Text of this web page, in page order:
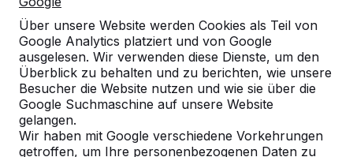
Über unsere Website werden Cookies als Teil von
Google Analytics platziert und von Google
ausgelesen. Wir verwenden diese Dienste, um den
Überblick zu behalten und zu berichten, wie unsere
Besucher die Website nutzen und wie sie über die
Google Suchmaschine auf unsere Website
gelangen.
Wir haben mit Google verschiedene Vorkehrungen
getroffen, um Ihre personenbezogenen Daten zu
Unsere Produkte finden Sie in ganz Europa
und darüber hinaus. Sehen Sie hier, wo Sie
ein HeBlad-Produkt in Ihrer Nähe finden.
Produkt
Alles anzeigen